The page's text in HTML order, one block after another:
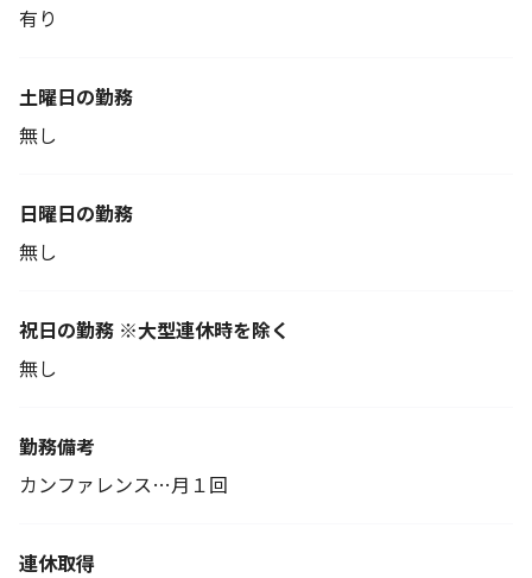
有り
土曜日の勤務
無し
日曜日の勤務
無し
祝日の勤務 ※大型連休時を除く
無し
勤務備考
カンファレンス…月１回
連休取得